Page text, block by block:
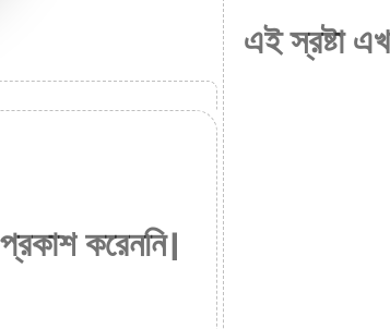
করেননি।
এই স্রষ্টা